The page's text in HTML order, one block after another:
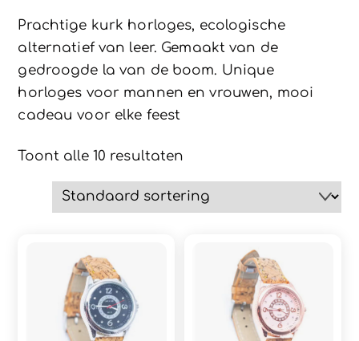
Prachtige kurk horloges, ecologische
alternatief van leer. Gemaakt van de
gedroogde la van de boom. Unique
horloges voor mannen en vrouwen, mooi
cadeau voor elke feest
Toont alle 10 resultaten